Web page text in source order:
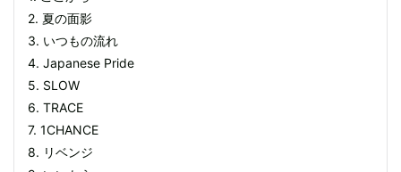
2. 夏の面影
3. いつもの流れ
4. Japanese Pride
5. SLOW
6. TRACE
7. 1CHANCE
8. リベンジ